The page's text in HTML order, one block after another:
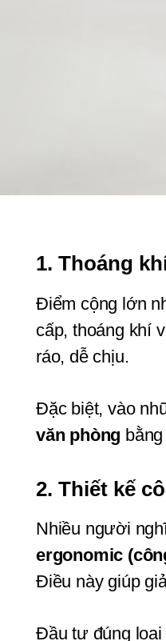
1. Thoáng
Điểm cộng lớn
cấp, thoáng khí
ráo, dễ chịu.
Đặc biệt, vào
văn phòng
2. Thiết kế
ergonomic
Điều này giúp
Đầu tư đúng loại